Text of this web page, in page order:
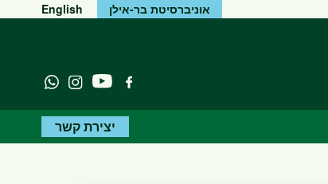
אוניברסיטת בר-אילן English
פייסבוקיוטיוב Instagram
יצירת קשר